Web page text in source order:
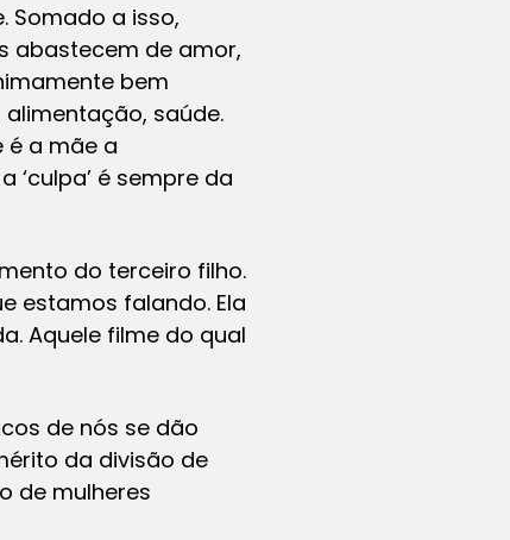
Somado a isso,
abastecem de amor,
bem
saúde.
é a mãe a
‘culpa’ é sempre da
do terceiro filho.
estamos falando. Ela
Aquele filme do qual
de nós se dão
da divisão de
de mulheres